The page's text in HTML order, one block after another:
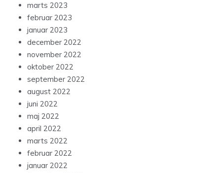
marts 2023
februar 2023
januar 2023
december 2022
november 2022
oktober 2022
september 2022
august 2022
juni 2022
maj 2022
april 2022
marts 2022
februar 2022
januar 2022